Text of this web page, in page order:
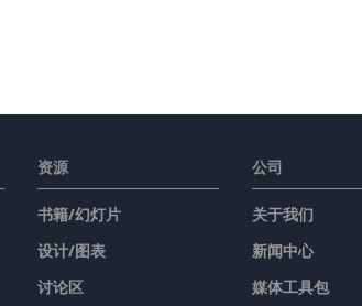
资源
书籍/幻灯片
设计/图表
讨论区
公司
关于我们
新闻中心
媒体工具包